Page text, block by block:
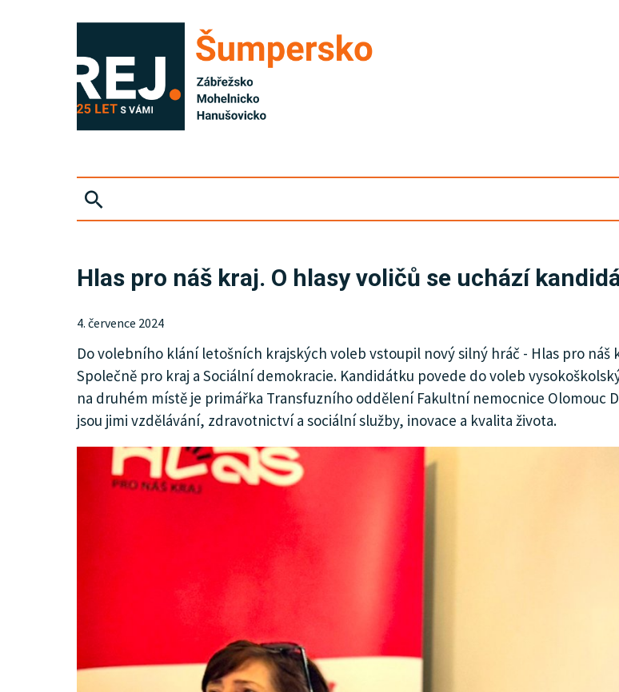
KULTURA
SPOLEČNOST
MHD
KATALOG FIREM
Hlas pro náš kraj. O hlasy voličů se uchází
4. července 2024
Do volebního klání letošních krajských voleb vstoupil nový silný hráč - Hlas pro
Společně pro kraj a Sociální demokracie. Kandidátku povede do voleb
na druhém místě je primářka Transfuzního oddělení Fakultní nemocnice Olomouc
jsou jimi vzdělávání, zdravotnictví a sociální služby, inovace a kvalita života.